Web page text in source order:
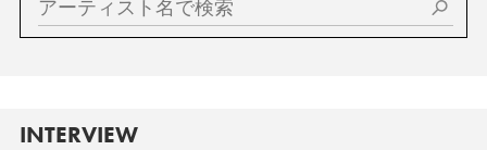
INTERVIEW